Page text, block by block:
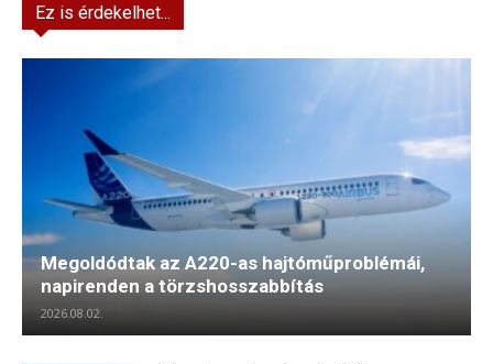
Ez is érdekelhet...
Megoldódtak az A220-as hajtóműproblémái,
napirenden a törzshosszabbítás
2026.08.02.